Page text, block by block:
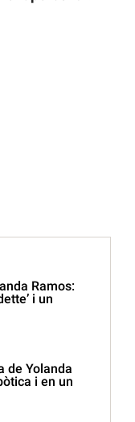
Ramos:
i un
de Yolanda
i en un